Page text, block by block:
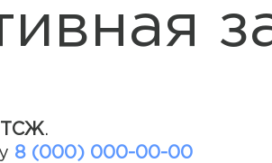
ТСЖ.
8 (000) 000-00-00